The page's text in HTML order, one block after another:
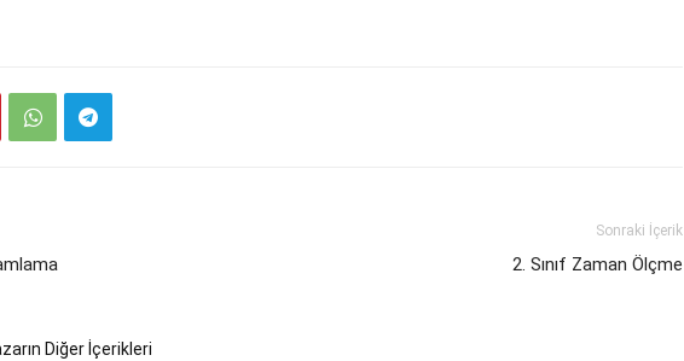
Sonraki İçerik
2. Sınıf Zaman Ölçme
Diğer İçerikleri